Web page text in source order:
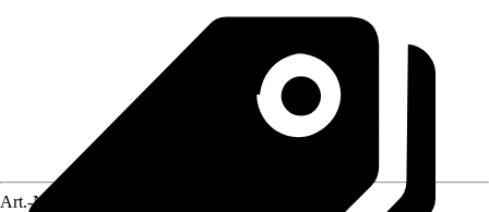
Art.-Nr.